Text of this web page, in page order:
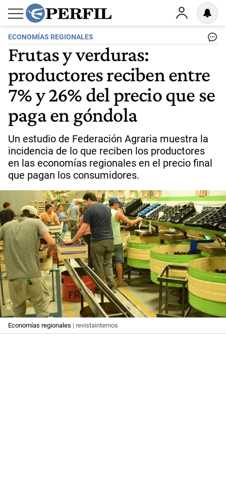
ECONOMÍAS REGIONALES
Frutas y verduras:
productores reciben entre
7% y 26% del precio que se
paga en góndola
Un estudio de Federación Agraria muestra la
incidencia de lo que reciben los productores
en las economías regionales en el precio final
que pagan los consumidores.
Economías regionales | revistainternos